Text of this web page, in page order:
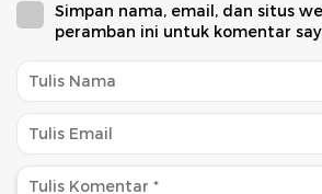
Simpan nama, email, dan situs
peramban ini untuk komentar